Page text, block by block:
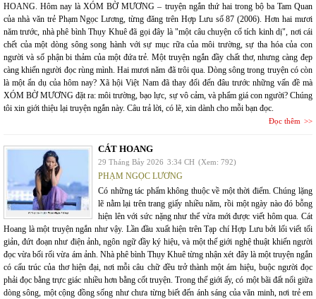
HOANG. Hôm nay là XÓM BỜ MƯƠNG – truyện ngắn thứ hai trong bộ ba Tam Quan
của nhà văn trẻ Phạm Ngọc Lương, từng đăng trên Hợp Lưu số 87 (2006). Hơn hai mươi
năm trước, nhà phê bình Thụy Khuê đã gọi đây là "một câu chuyện cổ tích kinh dị", nơi cái
chết của một dòng sông song hành với sự mục rữa của môi trường, sự tha hóa của con
người và số phận bi thảm của một đứa trẻ. Một truyện ngắn đầy chất thơ, nhưng càng đẹp
càng khiến người đọc rùng mình. Hai mươi năm đã trôi qua. Dòng sông trong truyện có còn
là một ẩn dụ của hôm nay? Xã hội Việt Nam đã thay đổi đến đâu trước những vấn đề mà
XÓM BỜ MƯƠNG đặt ra: môi trường, bạo lực, sự vô cảm, và phẩm giá con người? Chúng
tôi xin giới thiệu lại truyện ngắn này. Câu trả lời, có lẽ, xin dành cho mỗi bạn đọc.
Đọc thêm
CÁT HOANG
29 Tháng Bảy 2026 3:34 CH (Xem: 792)
PHẠM NGỌC LƯƠNG
Có những tác phẩm không thuộc về một thời điểm. Chúng lặng
lẽ nằm lại trên trang giấy nhiều năm, rồi một ngày nào đó bỗng
hiện lên với sức nặng như thể vừa mới được viết hôm qua. Cát
Hoang là một truyện ngắn như vậy. Lần đầu xuất hiện trên Tạp chí Hợp Lưu bởi lối viết tối
giản, đứt đoạn như điện ảnh, ngôn ngữ đầy ký hiệu, và một thế giới nghệ thuật khiến người
đọc vừa bối rối vừa ám ảnh. Nhà phê bình Thụy Khuê từng nhận xét đây là một truyện ngắn
có cấu trúc của thơ hiện đại, nơi mỗi câu chữ đều trở thành một ám hiệu, buộc người đọc
phải đọc bằng trực giác nhiều hơn bằng cốt truyện. Trong thế giới ấy, có một bãi đất nổi giữa
dòng sông, một cộng đồng sống như chưa từng biết đến ánh sáng của văn minh, nơi trẻ em